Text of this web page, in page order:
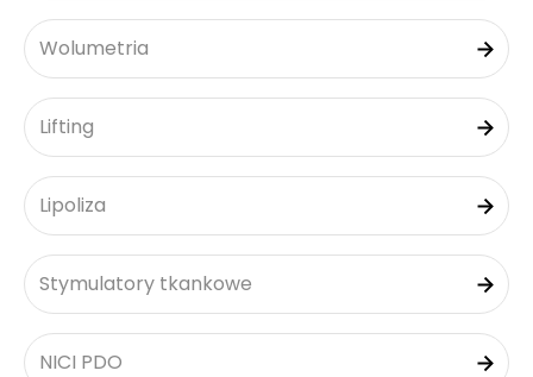
Wolumetria
Lifting
Lipoliza
Stymulatory tkankowe
NICI PDO